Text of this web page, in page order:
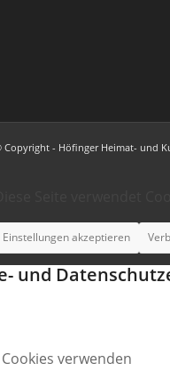
Copyright - Höfinger Heimat- und
Einstellungen akzeptieren
und
verwenden